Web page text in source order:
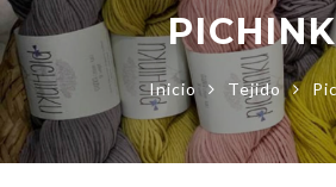
Inicio Tejido